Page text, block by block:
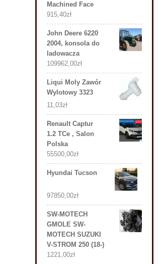
Machined Face
915,40zł
John Deere 6220
2004, konsola do
ladowacza
109962,00zł
Liqui Moly Zawór
Wylotowy 3323
11,03zł
Renault Captur
1.2 TCe , Salon
Polska
55500,00zł
Hyundai Tucson
97850,00zł
SW-MOTECH
GMOLE SW-
MOTECH SUZUKI
V-STROM 250 (18-)
1221,00zł